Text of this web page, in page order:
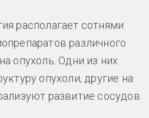
располагает сотнями
различного
опухоль. Одни из них
опухоли, другие на
развитие сосудов